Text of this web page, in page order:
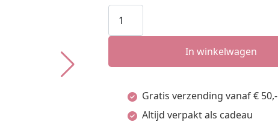
Oorringen
Hart
Zilver
Gerhodineerd
aantal
In winkelwagen
Gratis verzending vanaf € 50,-
Altijd verpakt als cadeau